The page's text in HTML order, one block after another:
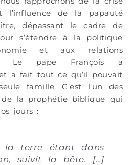
l’influence de la papauté
dépassant le cadre de
s’étendre à la politique
et aux relations
Le pape François a
a fait tout ce qu’il pouvait
famille. C’est l’un des
la prophétie biblique qui
jours :
la terre étant dans
suivit la bête. […]